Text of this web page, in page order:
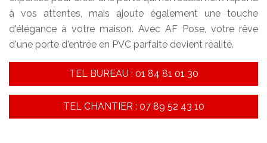
à vos attentes, mais ajoute également une touche
d'élégance à votre maison. Avec AF Pose, votre rêve
d'une porte d'entrée en PVC parfaite devient réalité.
TEL BUREAU : 01 84 81 01 30
TEL CHANTIER : 07 89 52 43 10